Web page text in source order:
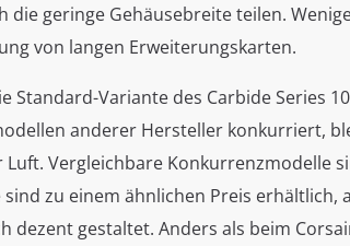
die geringe Gehäusebreite teilen.
von langen Erweiterungskarten.
Standard-Variante des Carbide Series
anderer Hersteller konkurriert,
Luft. Vergleichbare Konkurrenzmodelle
sind zu einem ähnlichen Preis erhältlich,
dezent gestaltet. Anders als beim